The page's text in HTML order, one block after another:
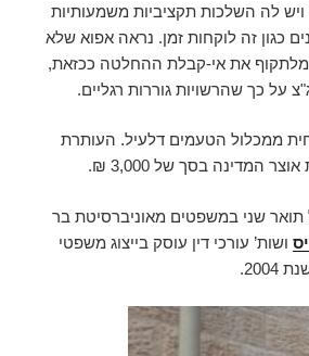
לה השלכות תקציביות משמעותיות
כגון זה לוקחות זמן. נראה אפוא שלא
את אי-קבלת ההחלטה ככזאת,
על כך שהרשויות גוררות רגליים.
ממכלול הטעמים דלעיל. העותרת
המדינה בסך של 3,000 ₪.
תואר שני במשפטים מאוניברסיטת בר
ושות’ עורכי דין עוסק בייצוג משפטי